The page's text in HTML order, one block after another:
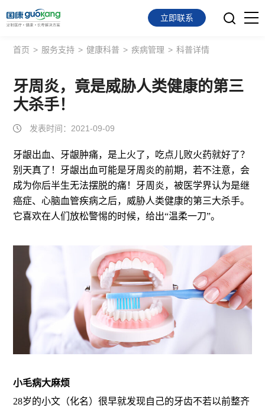
首页
面向会员
面向企业
关于我们
立即联系
首页 > 服务支持 > 健康科普 > 疾病管理 > 科普详情
牙周炎，竟是威胁人类健康的第三
大杀手！
发表时间：2021-09-09
牙龈出血、牙龈肿痛，是上火了，吃点儿败火药就好了？
别天真了！牙龈出血可能是牙周炎的前期，若不注意，会
成为你后半生无法摆脱的痛！牙周炎，被医学界认为是继
癌症、心脑血管疾病之后，威胁人类健康的第三大杀手。
它喜欢在人们放松警惕的时候，给出“温柔一刀”。
小毛病大麻烦
28岁的小文（化名）很早就发现自己的牙齿不若以前整齐